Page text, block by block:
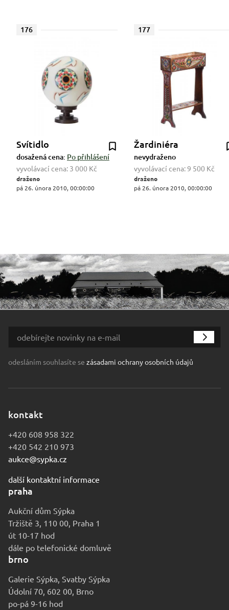
176
Svítidlo
dosažená cena: Po přihlášení
vyvolávací cena: 3 000 Kč
draženo
pá 26. února 2010, 00:00:00
177
Žardiniéra
nevydraženo
vyvolávací cena:9 500 Kč
draženo
pá 26. února 2010, 00:00:00
odesláním souhlasíte se zásadami ochrany osobních údajů
kontakt
+420 608 958 322
+420 542 210 973
aukce@sypka.cz
další kontaktní informace
praha
Aukční dům Sýpka
Tržiště 3, 110 00, Praha 1
út 10-17 hod
dále po telefonické domluvě
brno
Galerie Sýpka, Svatby Sýpka
Údolní 70, 602 00, Brno
po-pá 9-16 hod